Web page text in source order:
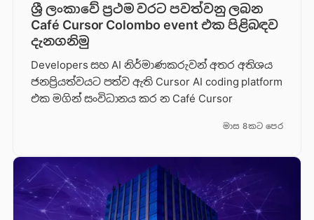
ශ්‍රී ලංකාවේ ප්‍රථම වරට පවත්වනු ලබන
Café Cursor Colombo event එක පිළිබඳව
දැනගනිමු
Developers සහ AI නිර්මාණකරුවන් අතර අතිශය
ජනප්‍රියත්වයට පත්ව ඇති Cursor AI coding platform
එක මගින් සංවිධානය කර න Café Cursor
මාස 8කට පෙර